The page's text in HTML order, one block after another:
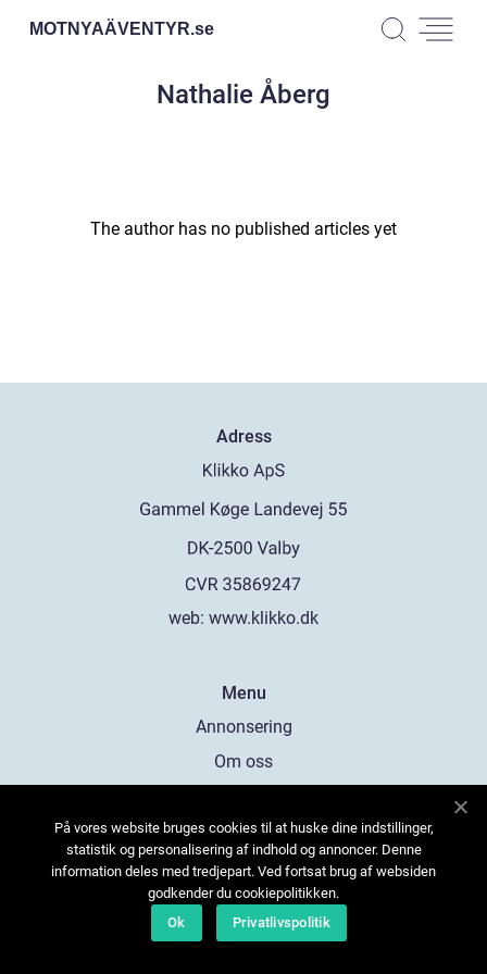
MOTNYAÄVENTYR.se
Nathalie Åberg
The author has no published articles yet
Adress
web: www.klikko.dk
Menu
Annonsering
Om oss
Kontakta oss
Sitemap
På vores website bruges cookies til at huske dine indstillinger,
statistik og personalisering af indhold og annoncer. Denne
information deles med tredjepart. Ved fortsat brug af websiden
godkender du cookiepolitikken.
Ok
Privatlivspolitik